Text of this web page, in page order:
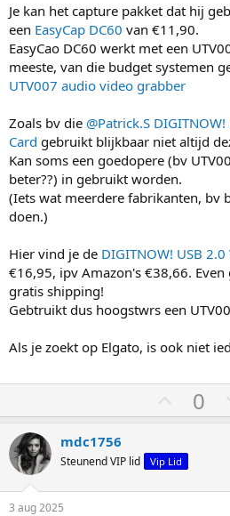
Je kan het capture pakket dat hij
een EasyCap DC60 van €11,90.
EasyCao DC60 werkt met een
meeste, van die budget systemen
UTV007 audio video grabber
Zoals bv die @Patrick.S
Card gebruikt blijkbaar niet altijd
Kan soms een goedopere (bv
beter??) in gebruikt worden.
(Iets wat meerdere fabrikanten, bv
doen.)
Hier vind je de DIGITNOW! USB
€16,95, ipv Amazon's €38,66. Even
gratis shipping!
Gebtruikt dus hoogstwrs een
Als je zoekt op Elgato, is ook niet
t
m
o
0
mdc1756
Steunend VIP lid Vip Lid
3 aug 2025